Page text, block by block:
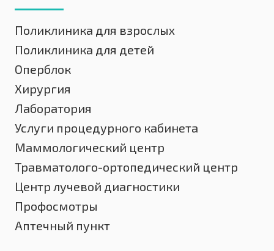
Поликлиника для взрослых
Поликлиника для детей
Оперблок
Хирургия
Лаборатория
Услуги процедурного кабинета
Маммологический центр
Травматолого-ортопедический центр
Центр лучевой диагностики
Профосмотры
Аптечный пункт